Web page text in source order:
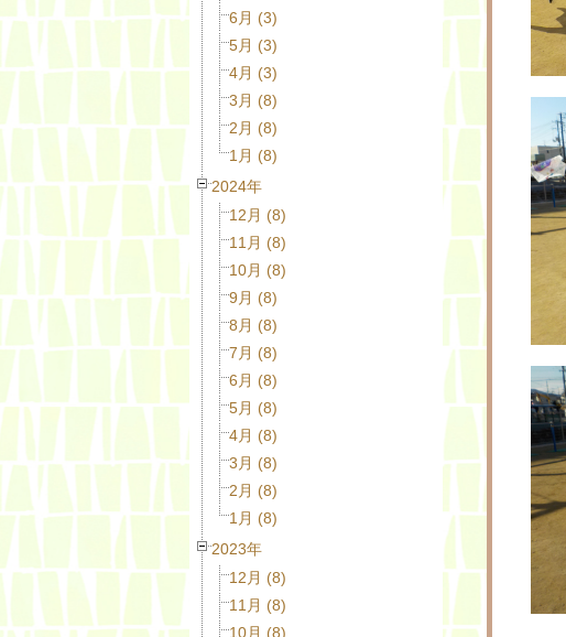
6月 (3)
5月 (3)
4月 (3)
3月 (8)
2月 (8)
1月 (8)
2024年
12月 (8)
11月 (8)
10月 (8)
9月 (8)
8月 (8)
7月 (8)
6月 (8)
5月 (8)
4月 (8)
3月 (8)
2月 (8)
1月 (8)
2023年
12月 (8)
11月 (8)
10月 (8)